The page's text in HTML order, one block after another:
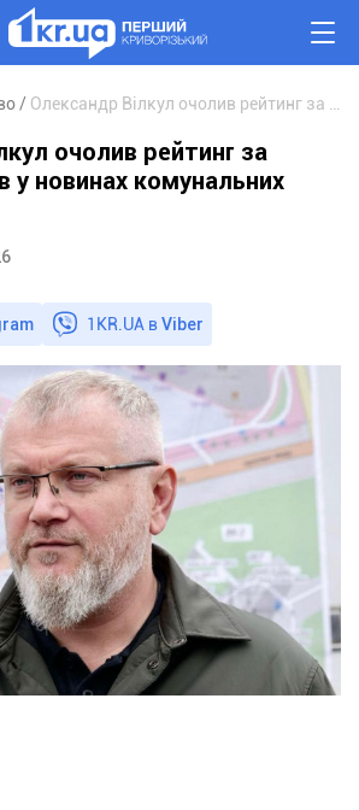
очолив рейтинг за
у новинах комунальних
1KR.UA вViber